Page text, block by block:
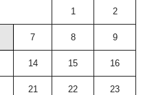
1 2
7 8 9
14 15 16
21 22 23